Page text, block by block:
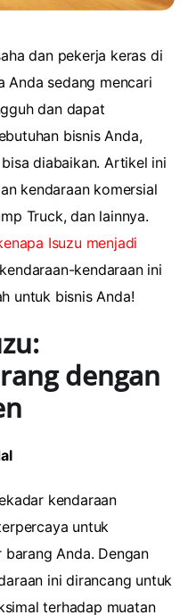
dan pekerja keras di
Anda sedang mencari
dan dapat
bisnis Anda,
diabaikan. Artikel ini
kendaraan komersial
Truck, dan lainnya.
Isuzu menjadi
kendaraan ini
untuk bisnis Anda!
dengan
kendaraan
untuk
Anda. Dengan
ini dirancang untuk
terhadap muatan